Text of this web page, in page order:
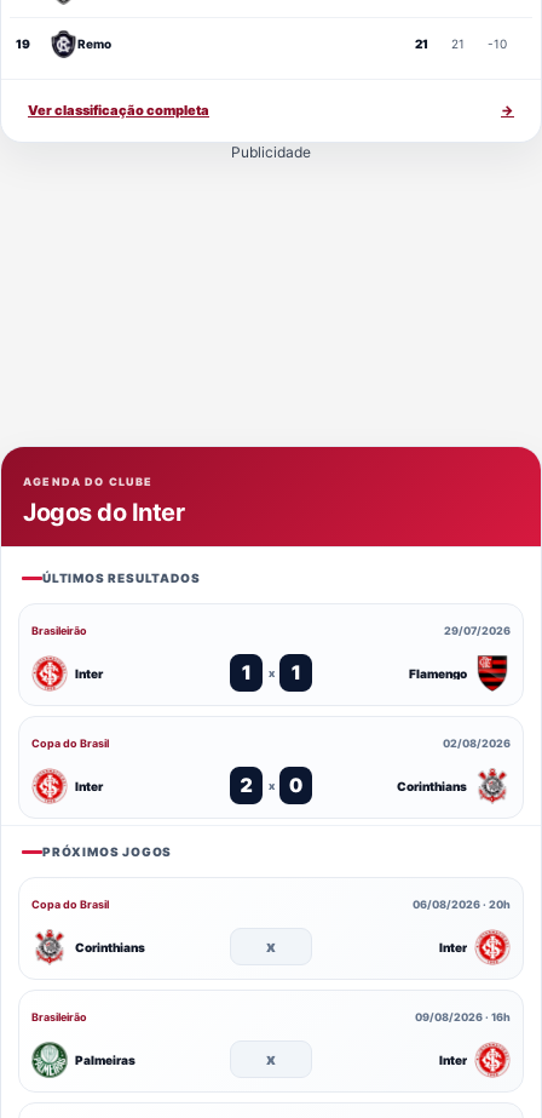
19 Remo 21 21 -10
Ver classificação completa →
Publicidade
AGENDA DO CLUBE
Jogos do Inter
ÚLTIMOS RESULTADOS
Brasileirão 29/07/2026
Inter 1 x 1 Flamengo
Copa do Brasil 02/08/2026
Inter 2 x 0 Corinthians
PRÓXIMOS JOGOS
Copa do Brasil 06/08/2026 · 20h
Corinthians x Inter
Brasileirão 09/08/2026 · 16h
Palmeiras x Inter